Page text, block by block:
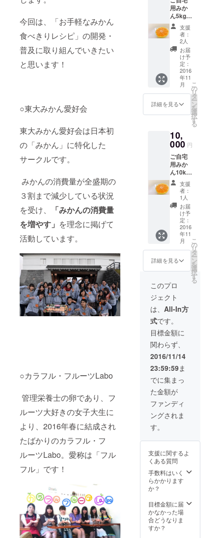
今回は、「お手軽なみかん
食べきりレシピ」の開発・
普及に取り組んでいきたい
と思います！
○東大みかん愛好会
東大みかん愛好会は日本初
の「みかん」に特化した
サークルです。
みかんの消費量が全盛期の
３割まで減少している状況
を受け、
「みかんの消費量
を増やす」 を理念に掲げて
活動しています。
○カラフル・フルーツLabo
管理栄養士の卵であり、フ
ルーツ大好きの女子大生に
より、2016年春に結成され
たばかりのカラフル・フ
ルーツLabo。愛称は「フル
フル」です！
ので
す。
用みか
ん5kg ※
ご自宅
用みか
んと
は、み
かんの
大きさ
が大小
あった
り 少し
傷があ
るもの
です。
味はキ
みかん
と同じ
く美味
しいも
ので
す。
支援
者：
2人
お届
け予
定：
2016
年11
月
詳細を見る
こ
の
リ
タ
ー
ン
を
選
択
す
る
10,
000 円
ご自宅
用みか
ん10kg
※ご自宅
用みか
んと
は、み
かんの
大きさ
が大小
あった
り 少し
傷があ
るもの
です。
味はキ
レイな
みかん
と同じ
く美味
しいも
ので
す。
支援
者：
1人
お届
け予
定：
2016
年11
月
詳細を見る
こ
の
リ
タ
ー
ン
を
選
択
す
る
このプロ
ジェクト
は、 All-In方
式です。
目標金額に
関わらず、
2016/11/14
23:59:59ま
でに集まっ
た金額が
ファンディ
ングされま
す。
支援に関するよ
くある質問
手数料はいく
らかかります
か？
目標金額に届
かなかった場
合どうなりま
すか？